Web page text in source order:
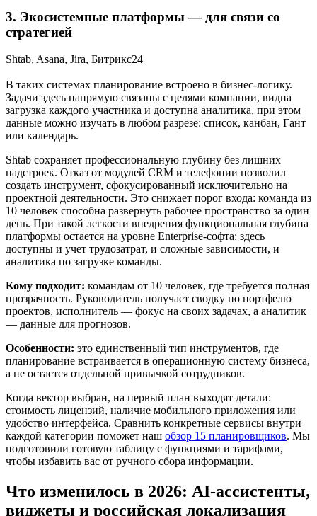
3. Экосистемные платформы — для связи со
стратегией
Shtab, Asana, Jira, Битрикс24
В таких системах планирование встроено в бизнес-логику.
Задачи здесь напрямую связаны с целями компании, видна
загрузка каждого участника и доступна аналитика, при этом
данные можно изучать в любом разрезе: список, канбан, Гант
или календарь.
Shtab сохраняет профессиональную глубину без лишних
надстроек. Отказ от модулей CRM и телефонии позволил
создать инструмент, сфокусированный исключительно на
проектной деятельности. Это снижает порог входа: команда из
10 человек способна развернуть рабочее пространство за один
день. При такой легкости внедрения функциональная глубина
платформы остается на уровне Enterprise-софта: здесь
доступны и учет трудозатрат, и сложные зависимости, и
аналитика по загрузке команды.
Кому подходит: командам от 10 человек, где требуется полная
прозрачность. Руководитель получает сводку по портфелю
проектов, исполнитель — фокус на своих задачах, а аналитик
— данные для прогнозов.
Особенности: это единственный тип инструментов, где
планирование встраивается в операционную систему бизнеса,
а не остается отдельной привычкой сотрудников.
Когда вектор выбран, на первый план выходят детали:
стоимость лицензий, наличие мобильного приложения или
удобство интерфейса. Сравнить конкретные сервисы внутри
каждой категории поможет наш обзор 15 планировщиков. Мы
подготовили готовую таблицу с функциями и тарифами,
чтобы избавить вас от ручного сбора информации.
Что изменилось в 2026: AI-ассистенты,
виджеты и российская локализация